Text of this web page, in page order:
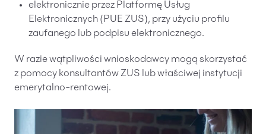
elektronicznie przez Platformę Usług
Elektronicznych (PUE ZUS), przy użyciu profilu
zaufanego lub podpisu elektronicznego.
W razie wątpliwości wnioskodawcy mogą skorzystać
z pomocy konsultantów ZUS lub właściwej instytucji
emerytalno-rentowej.